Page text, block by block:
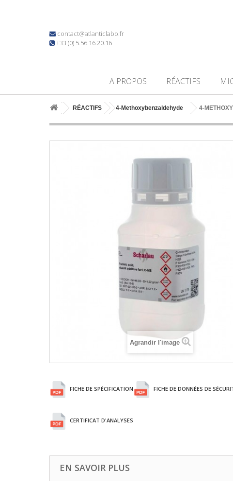
contact@atlanticlabo.fr
+33 (0) 5.56.16.20.16
A PROPOS RÉACTIFS
RÉACTIFS 4-Methoxybenzaldehyde 4-
Agrandir l'image
FICHE DE SPÉCIFICATION FICHE DE DONNÉES DE
CERTIFICAT D'ANALYSES
EN SAVOIR PLUS